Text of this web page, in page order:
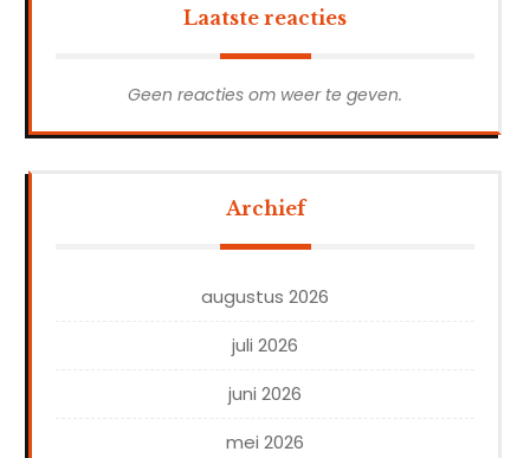
Laatste reacties
Geen reacties om weer te geven.
Archief
augustus 2026
juli 2026
juni 2026
mei 2026